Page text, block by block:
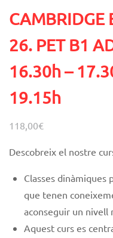
CAMBRIDGE
26. PET B1
16.30h –
19.15h
118,00€
Descobreix el nostre
Classes dinàmiques
que tenen
aconseguir un nivell
Aquest curs es